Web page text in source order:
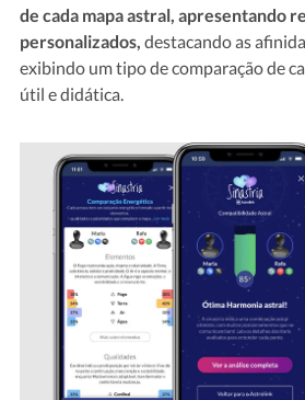
de cada mapa astral, apresentando
personalizados, destacando as
exibindo um tipo de comparação de
útil e didática.